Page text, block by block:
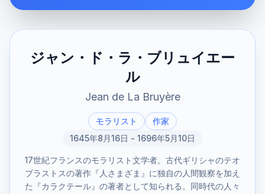
ジャン・ド・ラ・ブリュイエー
ル
Jean de La Bruyère
モラリスト
作家
1645年8月16日 - 1696年5月10日
17世紀フランスのモラリスト文学者。古代ギリシャのテオ
プラストスの著作『人さまざま』に独自の人間観察を加え
た『カラクテール』の著者として知られる。同時代の人々